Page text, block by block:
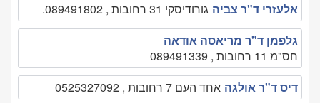
אלעזרי ד"ר צביה גורודיסקי 31 רחובות , 089491802.
גלפמן ד"ר מריאסה אודאה
חס"מ 11 רחובות , 089491339
דיס ד"ר אולגה אחד העם 7 רחובות , 0525327092